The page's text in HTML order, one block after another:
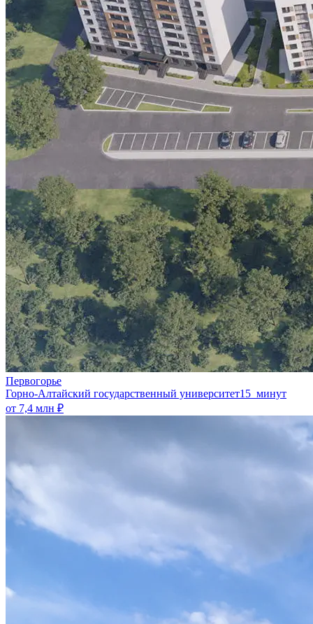
Первогорье
Горно-Алтайский государственный университет15 минут
от 7,4 млн ₽